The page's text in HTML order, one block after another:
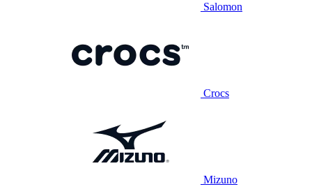
Salomon
Crocs
Mizuno